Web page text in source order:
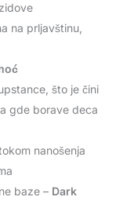
na prljavštinu,
što je čini
gde borave deca
nanošenja
baze – Dark